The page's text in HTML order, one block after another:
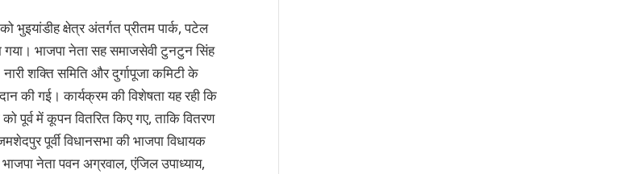
क्षेत्र अंतर्गत प्रीतम पार्क, पटेल
भाजपा नेता सह समाजसेवी टुनटुन सिंह
शक्ति समिति और दुर्गापूजा कमिटी के
की गई। कार्यक्रम की विशेषता यह रही कि
पूर्व में कूपन वितरित किए गए, ताकि वितरण
पूर्वी विधानसभा की भाजपा विधायक
नेता पवन अग्रवाल, एंजिल उपाध्याय,